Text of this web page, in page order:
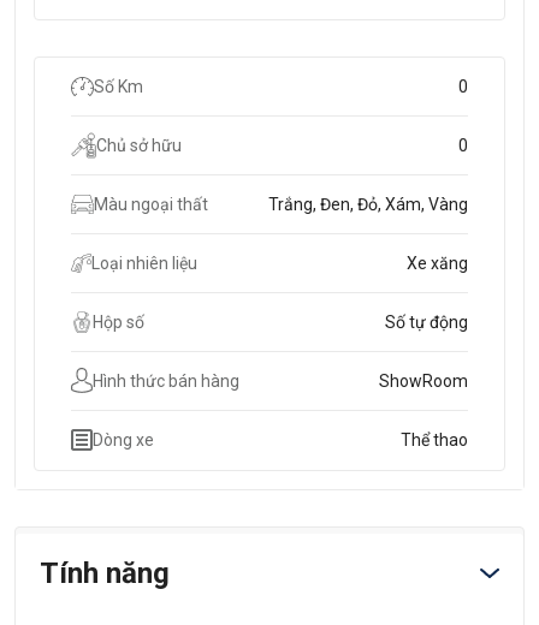
Số Km 0
Chủ sở hữu 0
Màu ngoại thất Trắng, Đen, Đỏ, Xám, Vàng
Loại nhiên liệu Xe xăng
Hộp số Số tự động
Hình thức bán hàng ShowRoom
Dòng xe Thể thao
Tính năng